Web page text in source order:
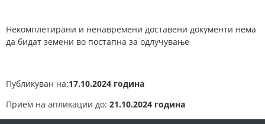
Некомплетирани и ненавремени доставени документи нема
да бидат земени во постапна за одлучување
Публикуван на:17.10.2024 година
Прием на апликации до: 21.10.2024 година